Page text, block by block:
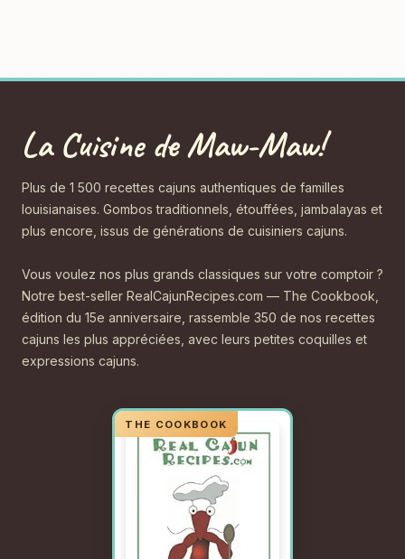
La Cuisine de Maw-Maw!
Plus de 1 500 recettes cajuns authentiques de familles
louisianaises. Gombos traditionnels, étouffées, jambalayas et
plus encore, issus de générations de cuisiniers cajuns.
Vous voulez nos plus grands classiques sur votre comptoir ?
Notre best-seller RealCajunRecipes.com — The Cookbook,
édition du 15e anniversaire, rassemble 350 de nos recettes
cajuns les plus appréciées, avec leurs petites coquilles et
expressions cajuns.